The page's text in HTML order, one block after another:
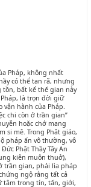
Pháp, không nhất
có thể tan rã, nhưng
tồn, bất kể thế gian này
là trọn đời giữ
vận hành của Pháp.
chi còn ở trần gian”
hoặc chớ mang
si mê. Trong Phât giáo,
pháp ấn vô thường, vô
Phật Thầy Tây An
kiên muôn thuở),
trần gian, phải lìa pháp
ngộ rằng tất cả
tâm trong tín, tấn, giới,